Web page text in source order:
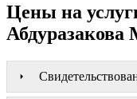
Цены на